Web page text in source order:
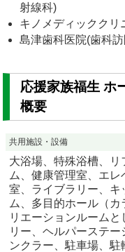
射線科)
キノメディッククリ
島津歯科医院(歯科
応援家族福生 ホ
概要
共用施設・設備
大浴場、特殊浴槽、
ム、健康管理室、エ
室、ライブラリー、
ム、多目的ホール（
リエーションルーム
リー、ヘルパーステ
ンクラー、駐車場、